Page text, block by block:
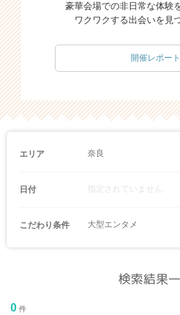
豪華会場での非日常な体験
ワクワクする出会いを見
開催レポート
エリア 奈良
日付 指定されていません
こだわり条件 大型エンタメ
検索結果
0 件